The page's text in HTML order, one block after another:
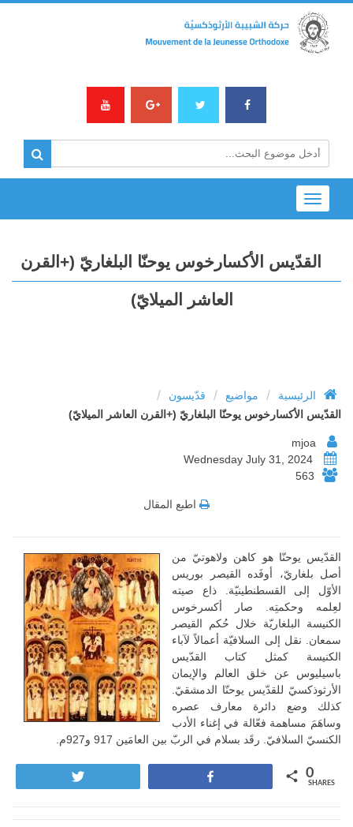
Toggle
navigation
القدّيس الأكسارخوس يوحنّا البلغاريّ (+القرن
العاشر الميلايّ)
الرئيسية / مواضيع / قدّيسون /
القدّيس الأكسارخوس يوحنّا البلغاريّ (+القرن العاشر الميلايّ)
563
اطبع المقال
القدّيس يوحنّا هو كاهن ولاهوتيّ من
أصل بلغاريّ، أوفَده القيصر بوريس
الأوّل إلى القسطنطينيّة. ذاع صيته
لعِلمه وحكمتِه. صار أكسرخوس
الكنيسة البلغاريّة خلال حُكم القيصر
سمعان. نقل إلى السلافيّة أعمالاً لآباء
الكنيسة كمثل كتاب القدّيس
باسيليوس عن خلق العالم والإيمان
الأرثوذكسيّ للقدّيس يوحنّا الدمشقيّ.
كذلك وضع دائرة معارف عصره
وساهَمَ مساهمة فعّالة في إغناء الأدب
الكنسيّ السلافيّ. رقَد بسلام في الربّ بين العامَين 917 و927م.
0
SHARES